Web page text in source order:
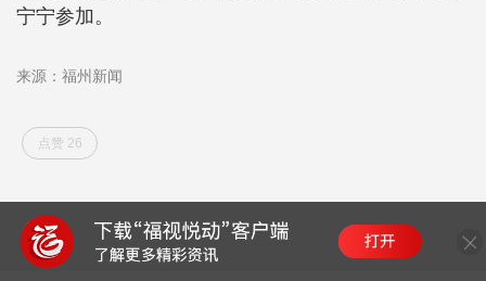
宁宁参加。
来源：福州新闻
点赞 26